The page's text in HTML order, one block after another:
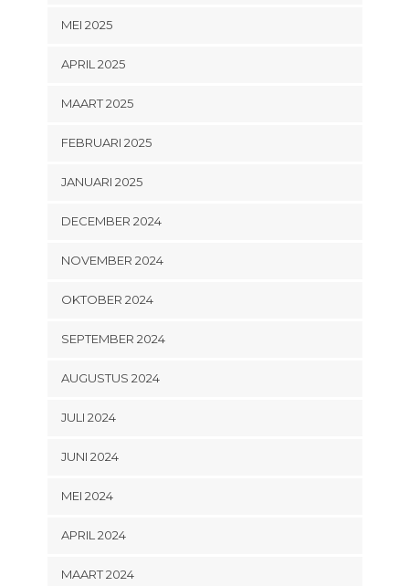
MEI 2025
APRIL 2025
MAART 2025
FEBRUARI 2025
JANUARI 2025
DECEMBER 2024
NOVEMBER 2024
OKTOBER 2024
SEPTEMBER 2024
AUGUSTUS 2024
JULI 2024
JUNI 2024
MEI 2024
APRIL 2024
MAART 2024